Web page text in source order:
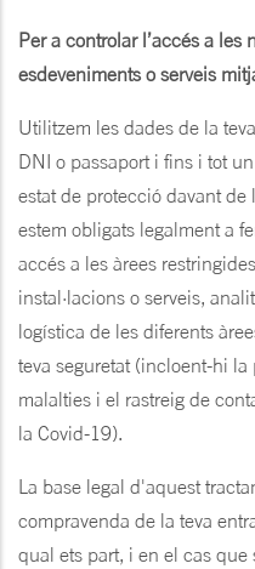
Per a controlar l’accés a les
esdeveniments o serveis
Utilitzem les dades de la
DNI o passaport i fins i tot
estat de protecció davant
estem obligats legalment a
accés a les àrees
instal·lacions o serveis,
logística de les diferents
teva seguretat (incloent-hi
malalties i el rastreig de
la Covid-19).
La base legal d'aquest
compravenda de la teva
qual ets part, i en el cas que